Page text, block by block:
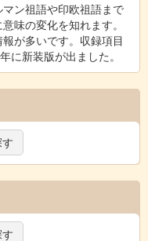
ン祖語や印欧祖語まで
味の変化を知れます。
が多いです。収録項目
に新装版が出ました。